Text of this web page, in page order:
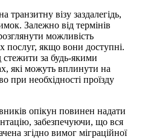
візу заздалегідь,
Залежно від термінів
можливість
послуг, якщо вони доступні.
стежити за будь-якими
які можуть вплинути на
при необхідності проїзду
опікун повинен надати
забезпечуючи, що вся
згідно вимог міграційної